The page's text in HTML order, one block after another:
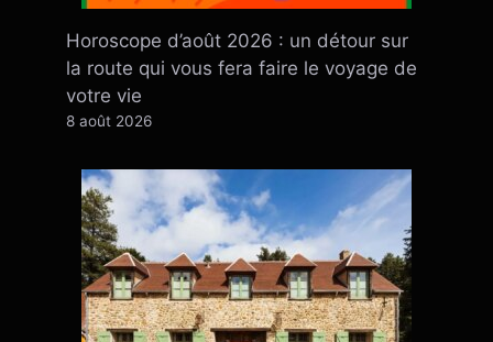
Horoscope d’août 2026 : un détour sur
la route qui vous fera faire le voyage de
votre vie
8 août 2026